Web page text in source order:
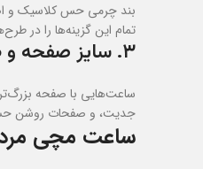
بند چرمی حس کلاسیک و
تمام این گزینه‌ها را در
۳. سایز صفحه و طراحی
ساعت‌هایی با صفحه
جدیت، و صفحات روشن حس
ساعت مچی